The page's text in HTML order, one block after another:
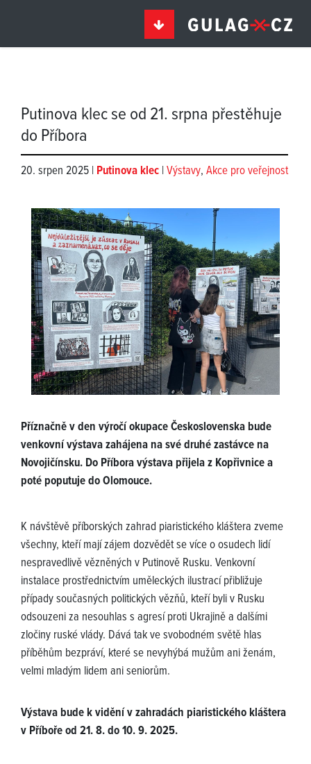
Putinova klec se od 21. srpna přestěhuje
do Příbora
20. srpen 2025 | Putinova klec | Výstavy, Akce pro veřejnost
Příznačně v den výročí okupace Československa bude
venkovní výstava zahájena na své druhé zastávce na
Novojičínsku. Do Příbora výstava přijela z Kopřivnice a
poté poputuje do Olomouce.
K návštěvě příborských zahrad piaristického kláštera zveme
všechny, kteří mají zájem dozvědět se více o osudech lidí
nespravedlivě vězněných v Putinově Rusku. Venkovní
instalace prostřednictvím uměleckých ilustrací přibližuje
případy současných politických vězňů, kteří byli v Rusku
odsouzeni za nesouhlas s agresí proti Ukrajině a dalšími
zločiny ruské vlády. Dává tak ve svobodném světě hlas
příběhům bezpráví, které se nevyhýbá mužům ani ženám,
velmi mladým lidem ani seniorům.
Výstava bude k vidění v zahradách piaristického kláštera
v Příboře od 21. 8. do 10. 9. 2025.